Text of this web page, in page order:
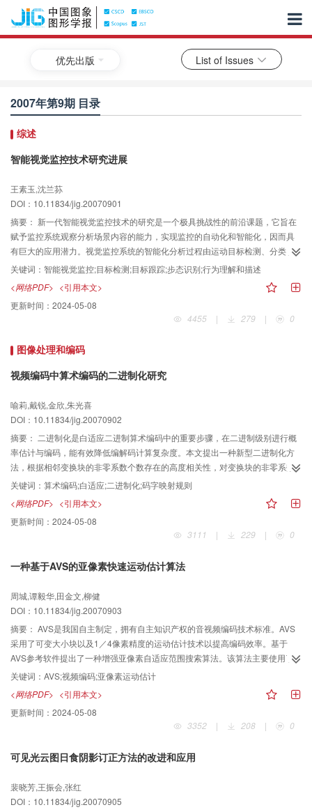
优先出版 List of Issues
2007年第9期 目录
综述
智能视觉监控技术研究进展
王素玉,沈兰荪
DOI：10.11834/jig.20070901
摘要： 新一代智能视觉监控技术的研究是一个极具挑战性的前沿课题，它旨在
赋予监控系统观察分析场景内容的能力，实现监控的自动化和智能化，因而具
有巨大的应用潜力。视觉监控系统的智能化分析过程由运动目标检测、分类、
跟踪和视频内容分析等几个基本环节组成，其中视频内容分析又包括异常检
测、人的身份识别以及视频内容理解描述等。本文在总结以上有关关键技术研
究进展的基础上，进一步提出将超分辨率复原技术引入视觉监控领域，介绍了
超分辨率复原的主要算法及其在智能视觉监控中的应用。
关键词： 智能视觉监控;目标检测;目标跟踪;步态识别;行为理解和描述
<网络PDF> <引用本文>
更新时间： 2024-05-08
4455
| 279 | 0
图像处理和编码
视频编码中算术编码的二进制化研究
喻莉,戴锐,金欣,朱光喜
DOI：10.11834/jig.20070902
摘要： 二进制化是白适应二进制算术编码中的重要步骤，在二进制级别进行概
率估计与编码，能有效降低编解码计算复杂度。本文提出一种新型二进制化方
法，根据相邻变换块的非零系数个数存在的高度相关性，对变换块的非零系数
个数进行白适应二进制化；在设计二进制化算法的过程中，还针对概率分布近
似对称的情况，提出一种简化的将语法元素映射为码字序号的规则。实验结果
表明，与传统方法相比，新的算法能在压缩效率相当的前提下，有效降低计算
复杂度。
关键词： 算术编码;白适应;二进制化;码字映射规则
<网络PDF> <引用本文>
更新时间： 2024-05-08
3111
| 229 | 0
一种基于AVS的亚像素快速运动估计算法
周城,谭毅华,田金文,柳健
DOI：10.11834/jig.20070903
摘要： AVS是我国自主制定，拥有自主知识产权的音视频编码技术标准。AVS
采用了可变大小块以及1／4像素精度的运动估计技术以提高编码效率。基于
AVS参考软件提出了一种增强亚像素自适应范围搜索算法。该算法主要使用了
小菱形窗的搜索策略和阈值判决方法。与亚像素全搜索算法比较，在平均性能
仅下降0．0093dB的情况下，减少了30．25％的搜索点数。与AVS参考软件中
的快速亚像素运动估计算法相比较，在平均性能提高0．0221dB的同时，节省
了8．78％的搜索点数。
关键词： AVS;视频编码;亚像素运动估计
<网络PDF> <引用本文>
更新时间： 2024-05-08
3352
| 208 | 0
可见光云图日食阴影订正方法的改进和应用
裴晓芳,王振会,张红
DOI：10.11834/jig.20070905